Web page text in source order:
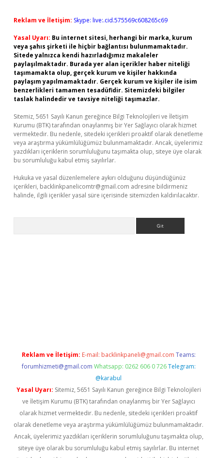
Reklam ve İletişim: Skype: live:.cid.575569c608265c69
Yasal Uyarı: Bu internet sitesi, herhangi bir marka, kurum
veya şahıs şirketi ile hiçbir bağlantısı bulunmamaktadır.
Sitede yalnızca kendi hazırladığımız makaleler
paylaşılmaktadır. Burada yer alan içerikler haber niteliği
taşımamakta olup, gerçek kurum ve kişiler hakkında
paylaşım yapılmamaktadır. Gerçek kurum ve kişiler ile isim
benzerlikleri tamamen tesadüfidir. Sitemizdeki bilgiler
taslak halindedir ve tavsiye niteliği taşımazlar.
Sitemiz, 5651 Sayılı Kanun gereğince Bilgi Teknolojileri ve İletişim
Kurumu (BTK) tarafından onaylanmış bir Yer Sağlayıcı olarak hizmet
vermektedir. Bu nedenle, sitedeki içerikleri proaktif olarak denetleme
veya araştırma yükümlülüğümüz bulunmamaktadır. Ancak, üyelerimiz
yazdıkları içeriklerin sorumluluğunu taşımakta olup, siteye üye olarak
bu sorumluluğu kabul etmiş sayılırlar.
Hukuka ve yasal düzenlemelere aykırı olduğunu düşündüğünüz
içerikleri, backlinkpanelicomtr@gmail.com adresine bildirmeniz
halinde, ilgili içerikler yasal süre içerisinde sitemizden kaldırılacaktır.
Reklam ve İletişim: E-mail: backlinkpaneli@gmail.com Teams:
forumhizmeti@gmail.com Whatsapp: 0262 606 0 726 Telegram:
@karabul
Yasal Uyarı: Sitemiz, 5651 Sayılı Kanun gereğince Bilgi Teknolojileri
ve İletişim Kurumu (BTK) tarafından onaylanmış bir Yer Sağlayıcı
olarak hizmet vermektedir. Bu nedenle, sitedeki içerikleri proaktif
olarak denetleme veya araştırma yükümlülüğümüz bulunmamaktadır.
Ancak, üyelerimiz yazdıkları içeriklerin sorumluluğunu taşımakta olup,
siteye üye olarak bu sorumluluğu kabul etmiş sayılırlar. Bu internet